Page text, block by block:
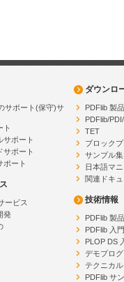
サポート(保守)サ
ト
サポート
サポート
ポート
ービス
発
ダウンロ
PDFlib 製
PDFlib/
TET
ブロック
サンプル集
日本語マ
関連ドキ
技術情報
PDFlib 製
PDFlib 入門
PLOP DS
デモプロ
テクニカ
PDFlib サ